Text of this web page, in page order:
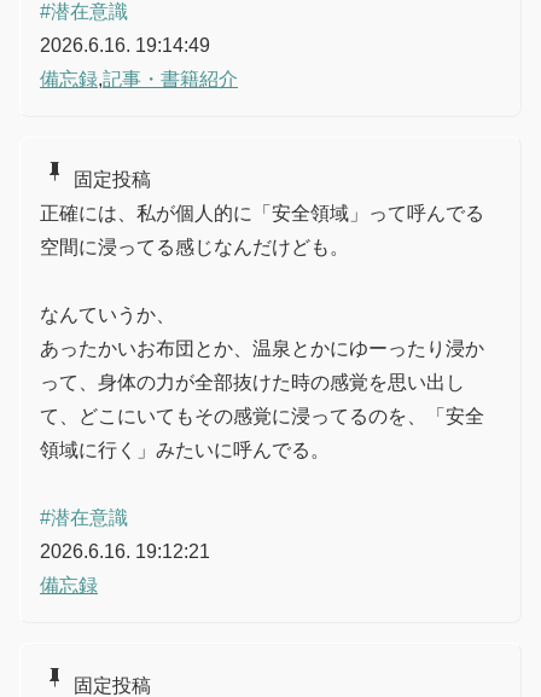
#潜在意識
2026.6.16. 19:14:49
備忘録,記事・書籍紹介
push_pin
固定投稿
正確には、私が個人的に「安全領域」って呼んでる
空間に浸ってる感じなんだけども。
なんていうか、
あったかいお布団とか、温泉とかにゆーったり浸か
って、身体の力が全部抜けた時の感覚を思い出し
て、どこにいてもその感覚に浸ってるのを、「安全
領域に行く」みたいに呼んでる。
#潜在意識
2026.6.16. 19:12:21
備忘録
push_pin
固定投稿